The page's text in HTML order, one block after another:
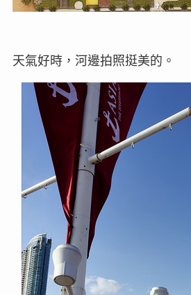
天氣好時，河邊拍照挺美的。